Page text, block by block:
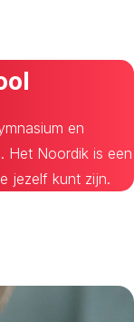
en
Het Noordik is een
jezelf kunt zijn.